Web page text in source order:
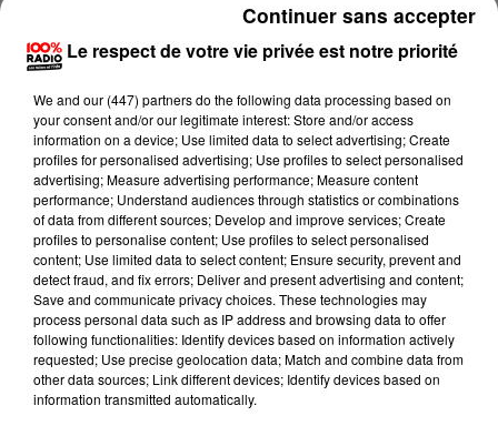
Lecture (4 min 27 sec)
100%
100% Radio les infos du Comminges
Le respect de votre vie privée est notre priorité
We and our (447) partnersdo the following data processing based on
your consent and/or our legitimate interest: Store and/or access
information on a device; Use limited data to select advertising; Create
profiles for personalised advertising; Use profiles to select personalised
advertising; Measure advertising performance; Measure content
performance; Understand audiences through statistics or combinations
of data from different sources; Develop and improve services; Create
profiles to personalise content; Use profiles to select personalised
content; Use limited data to select content; Ensure security, prevent and
detect fraud, and fix errors; Deliver and present advertising and content;
Save and communicate privacy choices. These technologies may
process personal data such as IP address and browsing data to offer
following functionalities: Identify devices based on information actively
requested; Use precise geolocation data; Match and combine data from
other data sources; Link different devices; Identify devices based on
information transmitted automatically.
Continuer sans accepter